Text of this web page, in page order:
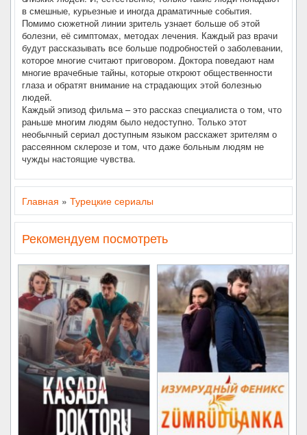
в смешные, курьезные и иногда драматичные события.
Помимо сюжетной линии зритель узнает больше об этой
болезни, её симптомах, методах лечения. Каждый раз врачи
будут рассказывать все больше подробностей о заболевании,
которое многие считают приговором. Доктора поведают нам
многие врачебные тайны, которые откроют общественности
глаза и обратят внимание на страдающих этой болезнью
людей.
Каждый эпизод фильма – это рассказ специалиста о том, что
раньше многим людям было недоступно. Только этот
необычный сериал доступным языком расскажет зрителям о
рассеянном склерозе и том, что даже больным людям не
чужды настоящие чувства.
Главная » Турецкие сериалы
Рекомендуем посмотреть